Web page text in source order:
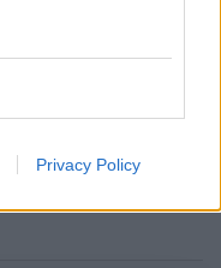
Privacy Policy
δύο τραγούδια